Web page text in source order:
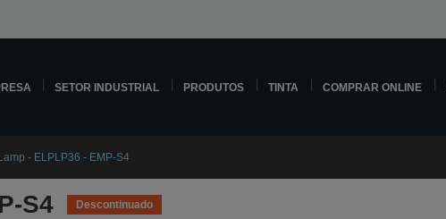
SETOR INDUSTRIAL PRODUTOS TINTA COMPRAR ONLINE
Lamp - ELPLP36 - EMP-S4
S4 Descontinuado